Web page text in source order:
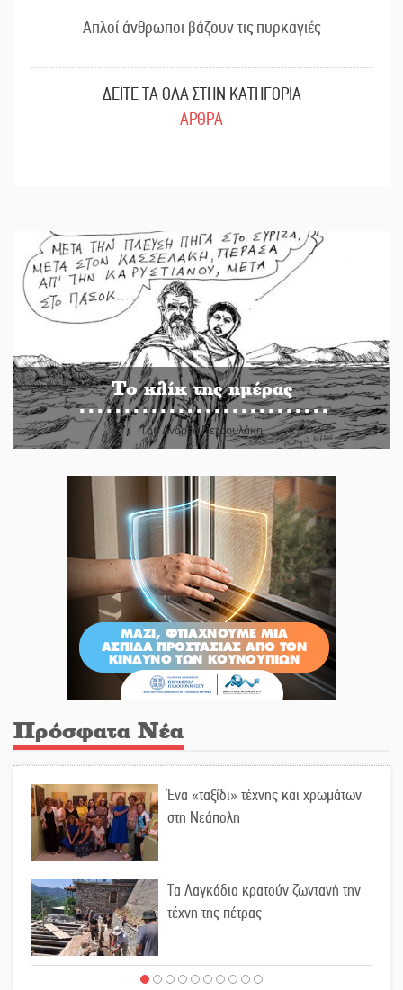
Απλοί άνθρωποι βάζουν τις πυρκαγιές
ΔΕΙΤΕ ΤΑ ΟΛΑ ΣΤΗΝ ΚΑΤΗΓΟΡΙΑ
ΑΡΘΡΑ
Το κλίκ της ημέρας
Του Ανδρέα Πετρουλάκη
Πρόσφατα Νέα
Ένα «ταξίδι» τέχνης και χρωμάτων
στη Νεάπολη
Τα Λαγκάδια κρατούν ζωντανή την
τέχνη της πέτρας
Στους ρυθμούς της Ελεωνόρας